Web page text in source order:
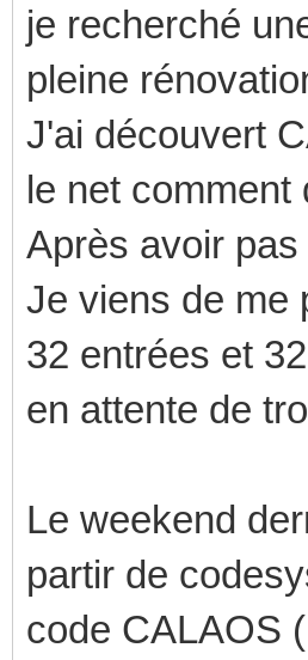
je recherché
pleine
J'ai découvert
le net comment
Après avoir
Je viens de me
32 entrées et
en attente de
Le weekend
partir de
code CALAOS (